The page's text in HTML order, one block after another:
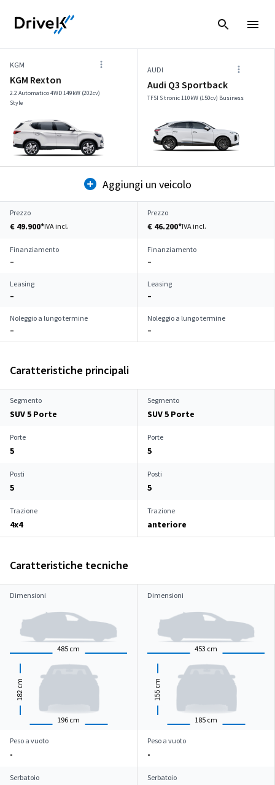
KGM
KGM Rexton
2.2 Automatico 4WD 149kW (202cv)
Style
AUDI
Audi Q3 Sportback
TFSI S tronic 110kW (150cv) Business
Aggiungi un veicolo
Prezzo
€ 49.900*IVA incl.
Prezzo
€ 46.200*IVA incl.
Finanziamento
–
Finanziamento
–
Leasing
–
Leasing
–
Noleggio a lungo termine
–
Noleggio a lungo termine
–
Caratteristiche principali
Segmento
SUV 5 Porte
Segmento
SUV 5 Porte
Porte
5
Porte
5
Posti
5
Posti
5
Trazione
4x4
Trazione
anteriore
Caratteristiche tecniche
Dimensioni
485 cm
196 cm
182
cm
Dimensioni
453 cm
185 cm
155
cm
Peso a vuoto
-
Peso a vuoto
-
Serbatoio Serbatoio